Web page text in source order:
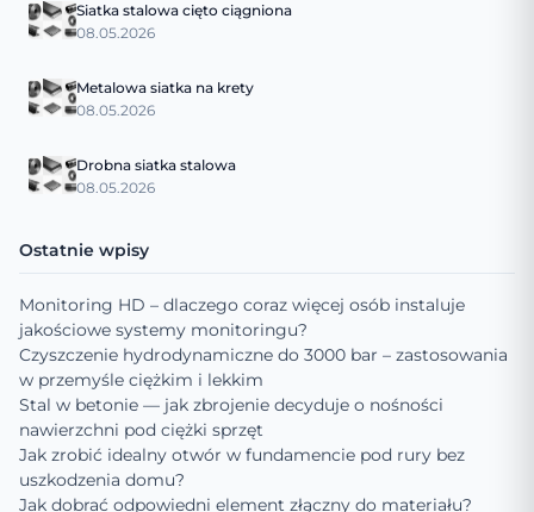
Siatka stalowa cięto ciągniona
08.05.2026
Metalowa siatka na krety
08.05.2026
Drobna siatka stalowa
08.05.2026
Ostatnie wpisy
Monitoring HD – dlaczego coraz więcej osób instaluje
jakościowe systemy monitoringu?
Czyszczenie hydrodynamiczne do 3000 bar – zastosowania
w przemyśle ciężkim i lekkim
Stal w betonie — jak zbrojenie decyduje o nośności
nawierzchni pod ciężki sprzęt
Jak zrobić idealny otwór w fundamencie pod rury bez
uszkodzenia domu?
Jak dobrać odpowiedni element złączny do materiału?